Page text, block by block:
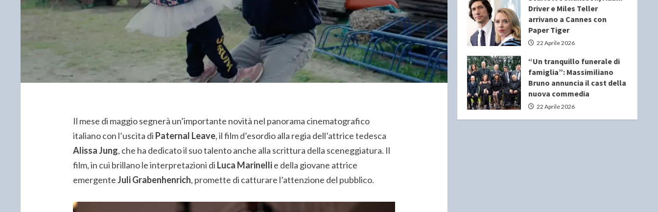
Il mese di maggio segnerà un’importante novità nel panorama cinematografico
italiano con l’uscita di Paternal Leave, il film d’esordio alla regia dell’attrice tedesca
Alissa Jung, che ha dedicato il suo talento anche alla scrittura della sceneggiatura. Il
film, in cui brillano le interpretazioni di Luca Marinellie della giovane attrice
emergenteJuli Grabenhenrich, promette di catturare l’attenzione del pubblico.
Driver e Miles Teller
arrivano a Cannes con
Paper Tiger
22 Aprile 2026
“Un tranquillo funerale di
famiglia”: Massimiliano
Bruno annuncia il cast della
nuova commedia
22 Aprile 2026